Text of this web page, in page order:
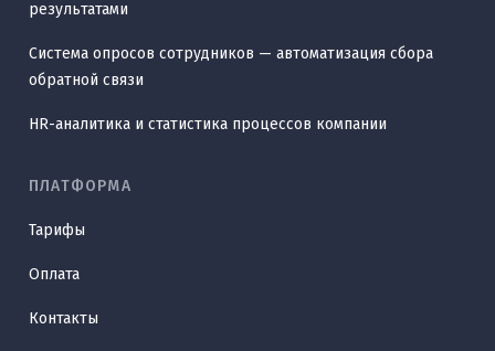
результатами
Система опросов сотрудников — автоматизация сбора
обратной связи
HR-аналитика и статистика процессов компании
ПЛАТФОРМА
Тарифы
Оплата
Контакты